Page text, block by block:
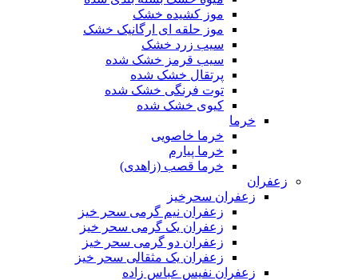
موز کشیده خشک
موز حلقه ای ارگانیک خشک
سیب زرد خشک
سیب قرمز خشک شده
پرتقال خشک شده
توت فرنگی خشک شده
کیوی خشک شده
خرما
خرما خاصویی
خرما پیارم
خرما قصب (زاهدی)
زعفران
زعفران سحرخیز
زعفران نیم گرمی سحر خیز
زعفران یک گرمی سحر خیز
زعفران دو گرمی سحر خیز
زعفران یک مثقالی سحر خیز
زعفران نفیس عباس زاده